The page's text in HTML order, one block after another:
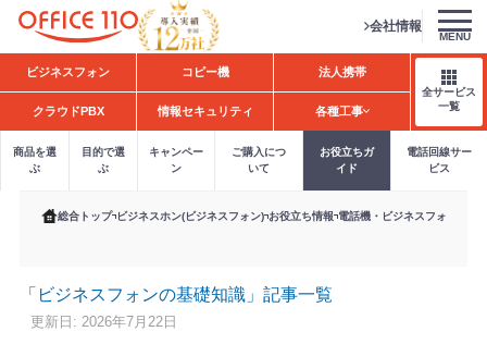
H
o
会社情報
MENU
ビジネスフォン コピー機 法人携帯
クラウドPBX 情報セキュリティ 各種工事
全サービス
一覧
商品を選
ぶ
目的で選
ぶ
キャンペー
ン
ご購入につ
いて
お役立ちガ
イド
電話回線サー
ビス
総合トップ ビジネスホン(ビジネスフォン) お役立ち情報 電話機・ビジネスフォンの液
「ビジネスフォンの基礎知識」記事一覧
更新日: 2026年7月22日